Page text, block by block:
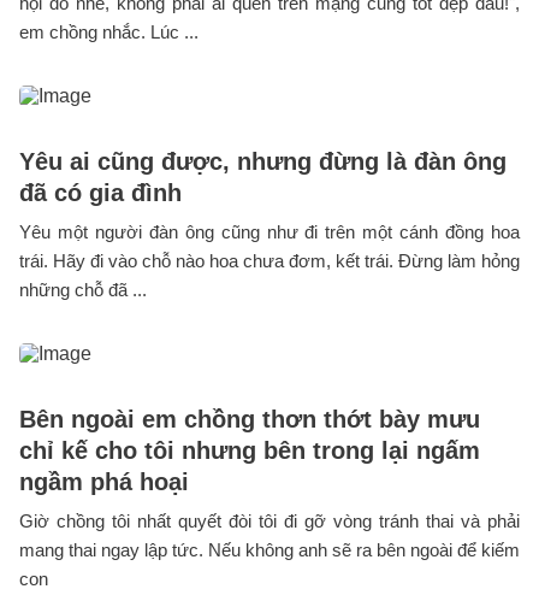
em chồng nhắc. Lúc ...
Yêu ai cũng được, nhưng đừng là đàn ông
đã có gia đình
Yêu một người đàn ông cũng như đi trên một cánh đồng hoa
trái. Hãy đi vào chỗ nào hoa chưa đơm, kết trái. Đừng làm hỏng
những chỗ đã ...
Bên ngoài em chồng thơn thớt bày mưu
chỉ kế cho tôi nhưng bên trong lại ngấm
ngầm phá hoại
Giờ chồng tôi nhất quyết đòi tôi đi gỡ vòng tránh thai và phải
mang thai ngay lập tức. Nếu không anh sẽ ra bên ngoài để kiếm
con